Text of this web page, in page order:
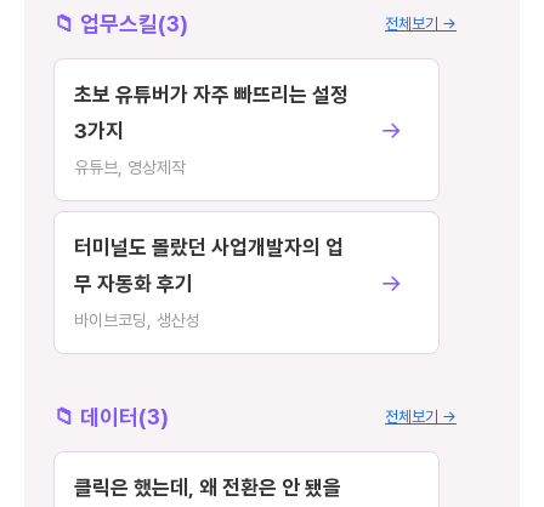
📁 업무스킬(3) 전체보기 →
초보 유튜버가 자주 빠뜨리는 설정
3가지
유튜브, 영상제작
→
터미널도 몰랐던 사업개발자의 업
무 자동화 후기
바이브코딩, 생산성
→
📁 데이터(3) 전체보기 →
클릭은 했는데, 왜 전환은 안 됐을